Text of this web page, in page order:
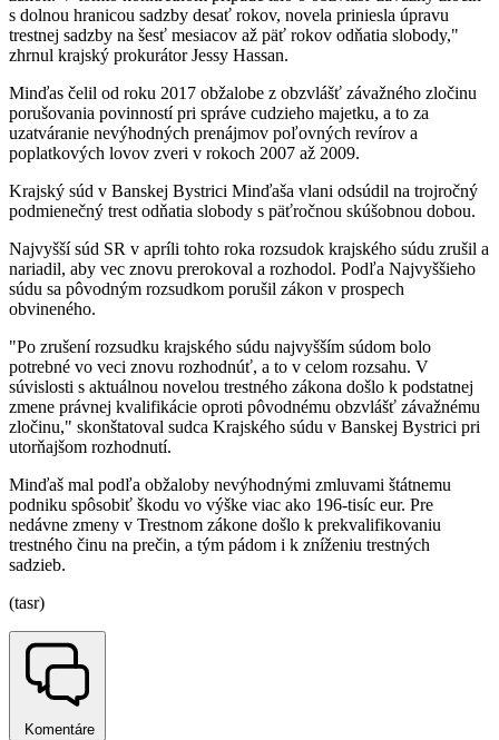
s dolnou hranicou sadzby desať rokov, novela priniesla úpravu
trestnej sadzby na šesť mesiacov až päť rokov odňatia slobody,"
zhrnul krajský prokurátor Jessy Hassan.
Minďas čelil od roku 2017 obžalobe z obzvlášť závažného zločinu
porušovania povinností pri správe cudzieho majetku, a to za
uzatváranie nevýhodných prenájmov poľovných revírov a
poplatkových lovov zveri v rokoch 2007 až 2009.
Krajský súd v Banskej Bystrici Minďaša vlani odsúdil na trojročný
podmienečný trest odňatia slobody s päťročnou skúšobnou dobou.
Najvyšší súd SR v apríli tohto roka rozsudok krajského súdu zrušil a
nariadil, aby vec znovu prerokoval a rozhodol. Podľa Najvyššieho
súdu sa pôvodným rozsudkom porušil zákon v prospech
obvineného.
"Po zrušení rozsudku krajského súdu najvyšším súdom bolo
potrebné vo veci znovu rozhodnúť, a to v celom rozsahu. V
súvislosti s aktuálnou novelou trestného zákona došlo k podstatnej
zmene právnej kvalifikácie oproti pôvodnému obzvlášť závažnému
zločinu," skonštatoval sudca Krajského súdu v Banskej Bystrici pri
utorňajšom rozhodnutí.
Minďaš mal podľa obžaloby nevýhodnými zmluvami štátnemu
podniku spôsobiť škodu vo výške viac ako 196-tisíc eur. Pre
nedávne zmeny v Trestnom zákone došlo k prekvalifikovaniu
trestného činu na prečin, a tým pádom i k zníženiu trestných
sadzieb.
(tasr)
Komentáre